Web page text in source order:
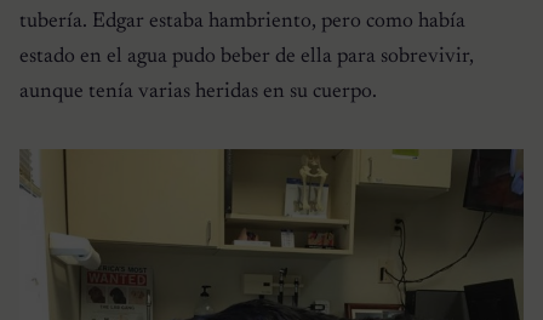
tubería. Edgar estaba hambriento, pero como había
estado en el agua pudo beber de ella para sobrevivir,
aunque tenía varias heridas en su cuerpo.